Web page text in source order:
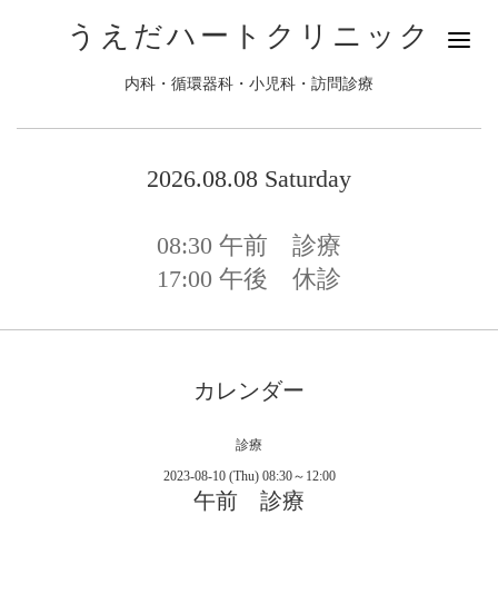
うえだハートクリニック
内科・循環器科・小児科・訪問診療
2026.08.08 Saturday
08:30 午前 診療
17:00 午後 休診
カレンダー
診療
2023-08-10 (Thu) 08:30～12:00
午前 診療